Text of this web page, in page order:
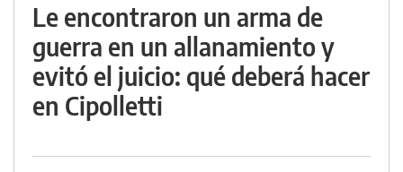
Le encontraron un arma de
guerra en un allanamiento y
evitó el juicio: qué deberá hacer
en Cipolletti